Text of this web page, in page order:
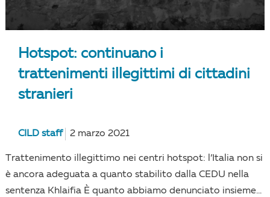
Hotspot: continuano i
trattenimenti illegittimi di cittadini
stranieri
CILD staff 2 marzo 2021
Trattenimento illegittimo nei centri hotspot: l’Italia non si
è ancora adeguata a quanto stabilito dalla CEDU nella
sentenza Khlaifia È quanto abbiamo denunciato insieme...